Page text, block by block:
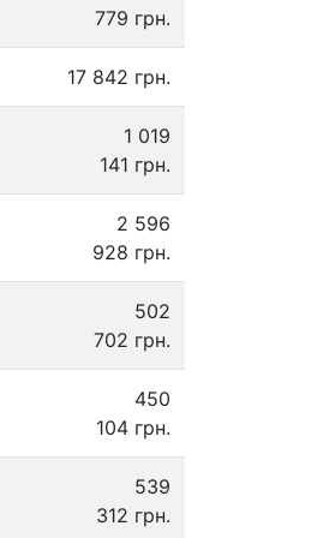
779 грн.
17 842 грн.
1 019
141 грн.
2 596
928 грн.
502
702 грн.
450
104 грн.
539
312 грн.